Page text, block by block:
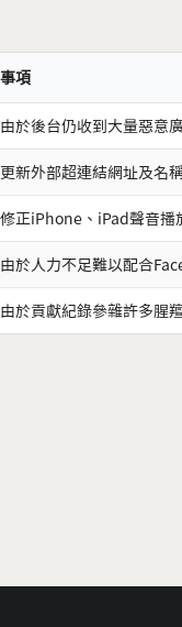
事項
由於後台仍收到大量惡意
更新外部超連結網址及名
修正iPhone、iPad聲音播
由於人力不足難以配合
由於貢獻紀錄參雜許多腥